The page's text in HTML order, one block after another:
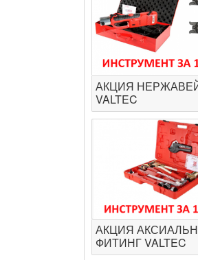
АКЦИЯ
VALTEC
АКЦИЯ
ФИТИНГ VALTEC